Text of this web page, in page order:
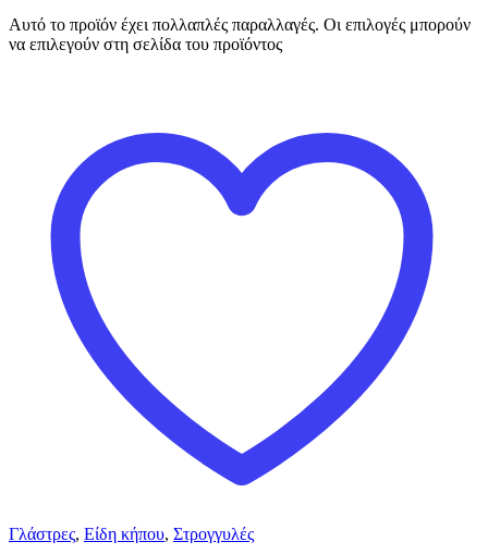
Αυτό το προϊόν έχει πολλαπλές παραλλαγές. Οι επιλογές μπορούν
να επιλεγούν στη σελίδα του προϊόντος
Γλάστρες, Είδη κήπου, Στρογγυλές